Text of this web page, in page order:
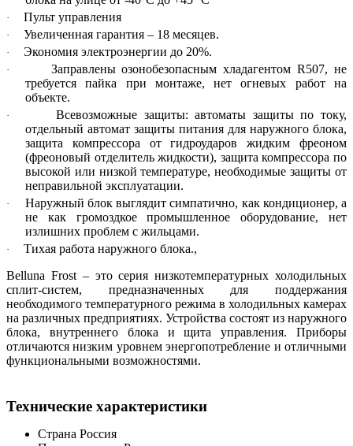
· Пульт управления
· Увеличенная гарантия – 18 месяцев.
· Экономия электроэнергии до 20%.
·
Заправлены озонобезопасным хладагентом R507, не
требуется пайка при монтаже, нет огневых работ на
объекте.
·
Всевозможные защиты: автоматы защиты по току,
отдельный автомат защиты питания для наружного блока,
защита компрессора от гидроударов жидким фреоном
(фреоновый отделитель жидкости), защита компрессора по
высокой или низкой температуре, необходимые защиты от
неправильной эксплуатации.
·
Наружный блок выглядит симпатично, как кондиционер, а
не как громоздкое промышленное оборудование, нет
излишних проблем с жильцами.
·
Тихая работа наружного блока.,
Belluna Frost – это серия низкотемпературных холодильных
сплит-систем, предназначенных для поддержания
необходимого температурного режима в холодильных камерах
на различных предприятиях. Устройства состоят из наружного
блока, внутреннего блока и щита управления. Приборы
отличаются низким уровнем энергопотребление и отличными
функциональными возможностями.
Технические характеристики
Страна Россия